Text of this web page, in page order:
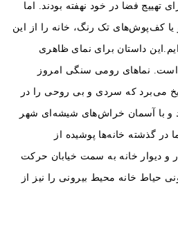
تهییج فضا در خود نهفته بودند. اما
کف‌پوش‌های تک رنگ، خانه را از این
این داستان برای نمای ظاهری
است. نماهای رومی سنگی امروز
می‌برد که سردی و بی روحی را در
و با آسمان خراش‌های شیشه‌ای شهر
در گذشته خانه‌ها پوشیده از
و دیوار خانه به سمت خیابان حرکت
حیاط خانه محیط بیرونی را نیز از